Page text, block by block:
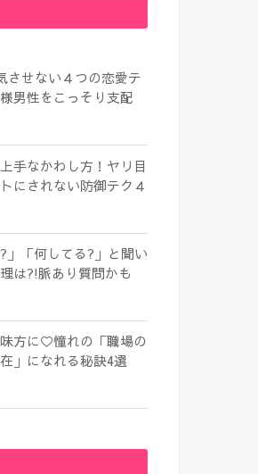
させない４つの恋愛テ
男性をこっそり支配
手なかわし方！ヤリ目
にされない防御テク４
」「何してる?」と聞い
は?!脈あり質問かも
方に♡憧れの「職場の
」になれる秘訣4選